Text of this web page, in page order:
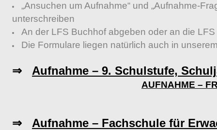
„Ansuchen um Aufnahme“ und „Aufnahme-
unterschreiben
An der LFS Buchhof abgeben oder an die
Die Formulare liegen natürlich auch in
⇒ Aufnahme – 9. Schulstufe,
AUFNAHME –
⇒ Aufnahme – Fachschule für